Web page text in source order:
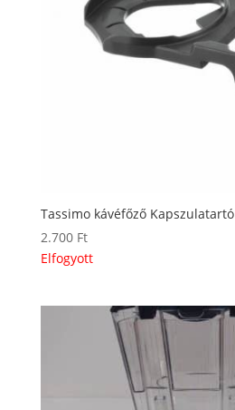
Tassimo kávéfőző Kapszulatartó
2.700 Ft
Elfogyott